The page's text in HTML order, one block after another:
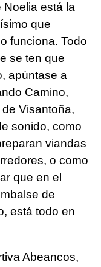
Noelia está la
que
funciona. Todo
se ten que
apúntase a
Camino,
Visantoña,
sonido, como
viandas
o como
que en el
de
está todo en
Abeancos,